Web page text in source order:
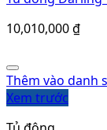
Thêm vào danh
Xem trước
Internet Tivi